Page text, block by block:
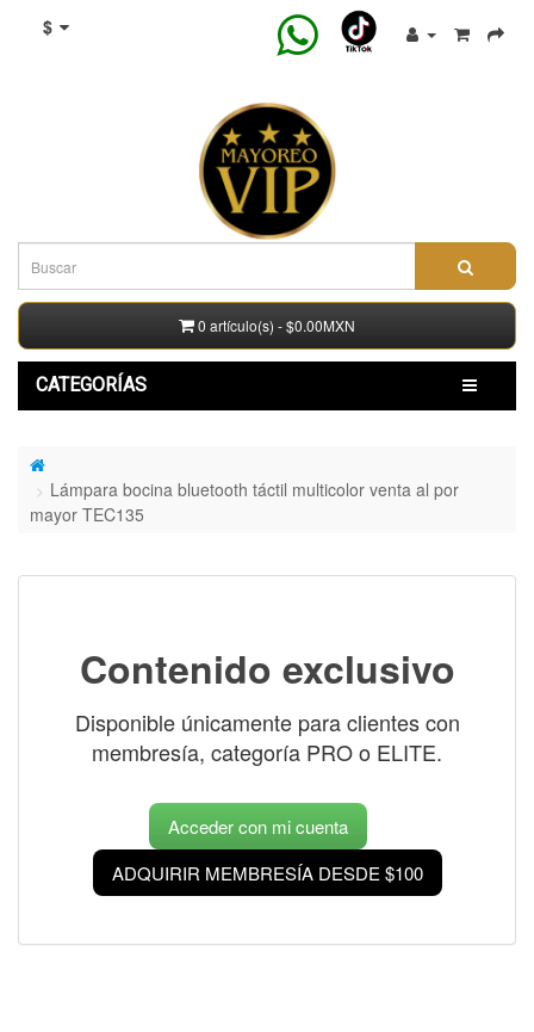
$
0 artículo(s) - $0.00MXN
CATEGORÍAS
Lámpara bocina bluetooth táctil multicolor venta al por
mayor TEC135
Contenido exclusivo
Disponible únicamente para clientes con
membresía, categoría PRO o ELITE.
Acceder con mi cuenta
ADQUIRIR MEMBRESÍA DESDE $100